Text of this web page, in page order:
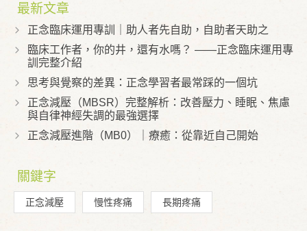
最新文章
正念臨床運用專訓｜助人者先自助，自助者天助之
臨床工作者，你的井，還有水嗎？ ——正念臨床運用專
訓完整介紹
思考與覺察的差異：正念學習者最常踩的一個坑
正念減壓（MBSR）完整解析：改善壓力、睡眠、焦慮
與自律神經失調的最強選擇
正念減壓進階（MB0）｜療癒：從靠近自己開始
關鍵字
正念減壓 慢性疼痛 長期疼痛